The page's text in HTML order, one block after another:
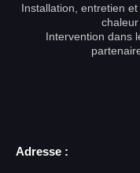
Installation, entretien
Intervention dans
Adresse :